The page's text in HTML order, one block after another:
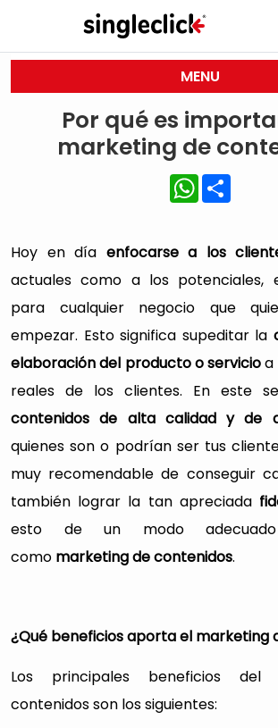
MENU
Por qué es
marketing de
WhatsApp
Hoy en día enfocarse a los
actuales como a los potenciales,
para cualquier negocio que
empezar. Esto significa supeditar la
elaboración del producto o servicioa
reales de los clientes. En este
contenidos de alta calidad y de
quienes son o podrían ser tus
muy recomendable de conseguir
también lograr la tan apreciada
esto de un modo
como marketing de contenidos.
¿Qué beneficios aporta el marketing
Los principales beneficios del
contenidos son los siguientes: